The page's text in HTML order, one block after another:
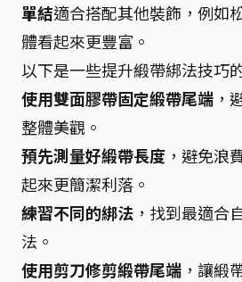
單結適合搭配其他裝飾，例如
體看起來更豐富。
以下是一些提升緞帶綁法技巧
使用雙面膠帶固定緞帶尾端 ，
整體美觀。
預先測量好緞帶長度 ，避免浪
起來更簡潔利落。
練習不同的綁法 ，找到最適合
法。
使用剪刀修剪緞帶尾端 ，讓緞